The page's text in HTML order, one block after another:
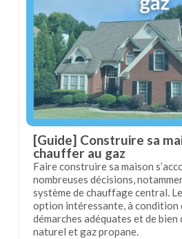
[Guide] Construire sa
chauffer au gaz
Faire construire sa maison
nombreuses décisions,
système de chauffage central.
option intéressante, à condition
démarches adéquates et de
naturel et gaz propane.